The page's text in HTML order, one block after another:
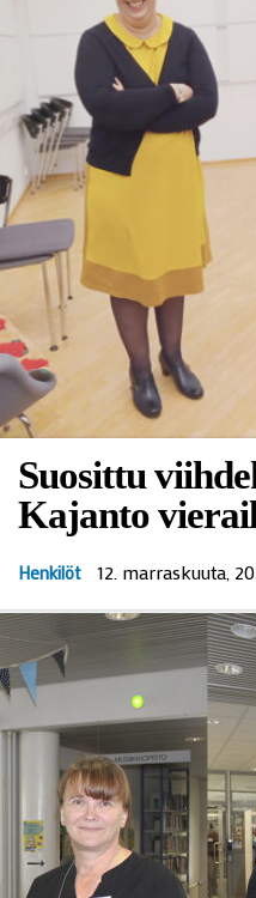
Suosittu
Kajanto
Henkilöt 12. marraskuuta,